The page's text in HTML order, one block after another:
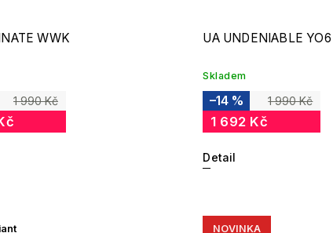
WWK
1 990 Kč
UA UNDENIABLE YO6
Skladem
1 990 Kč
–14 %
1 692 Kč
Detail
NOVINKA